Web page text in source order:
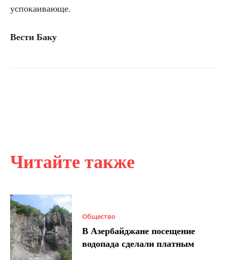
Читайте также
Общество
В Азербайджане посещение
водопада сделали платным
успокаивающе.
Вести Баку